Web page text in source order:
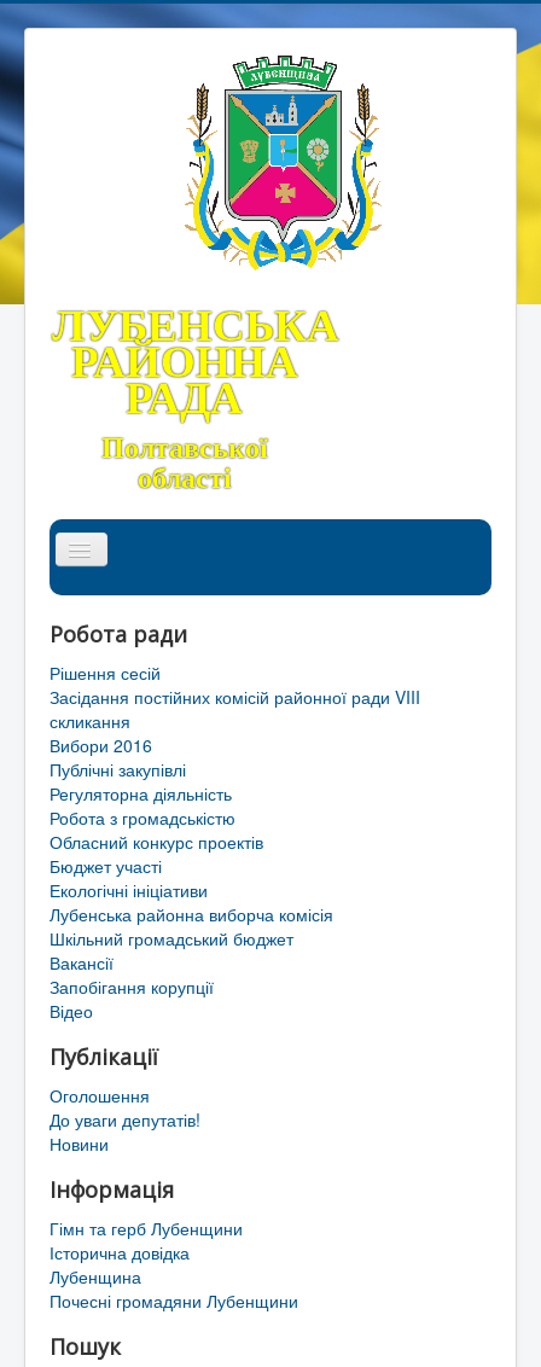
ЛУБЕНСЬКА
РАЙОННА
РАДА
Полтавської
області
Районна рада
Мапа сайту
Контакти
Територіальні громади Лубенського району
Робота ради
Рішення сесій
Засідання постійних комісій районної ради VIII
скликання
Вибори 2016
Публічні закупівлі
Регуляторна діяльність
Робота з громадськістю
Обласний конкурс проектів
Бюджет участі
Екологічні ініціативи
Лубенська районна виборча комісія
Шкільний громадський бюджет
Вакансії
Запобігання корупції
Відео
Публікації
Оголошення
До уваги депутатів!
Новини
Інформація
Гімн та герб Лубенщини
Історична довідка
Лубенщина
Почесні громадяни Лубенщини
Пошук